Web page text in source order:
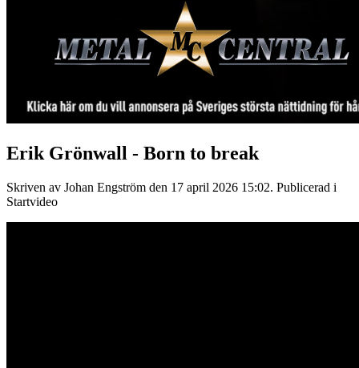
Erik Grönwall - Born to break
Skriven av Johan Engström den 17 april 2026 15:02. Publicerad i
Startvideo